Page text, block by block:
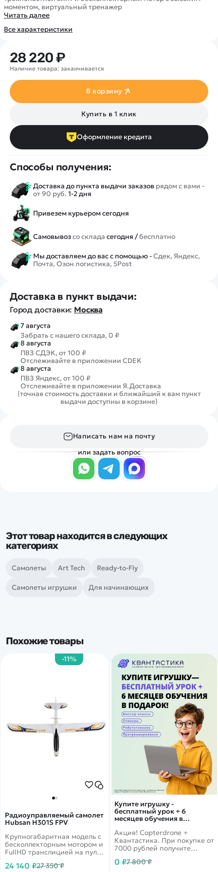
моментом, виртуальный тренажер
Читать далее
Все характеристики
28 220 ₽
Наличие товара: заканчивается
В корзину
Купить в 1 клик
Оформление кредита
Способы получения:
Доставка до пункта выдачи заказов рядом с вами -
от 90 руб. 1-2 дня
Привезем курьером сегодня
Самовывозсо склада сегодня /бесплатно
Мы доставляем до вас с помощью -Сдек, Яндекс,
Почта, Озон логистика, 5Post
Доставка в пункт выдачи:
Город доставки: Москва
7 августа
Забрать с нашего склада, 0 ₽
8 августа
ПВЗ СДЭК, от 100 ₽
Отслеживайте в приложении CDEK
8 августа
ПВЗ Яндекс, от 100 ₽
Отслеживайте в приложении Я.Доставка
(точная стоимость доставки и ближайший к вам пункт
выдачи доступны в корзине)
Написать нам на почту
или задать вопрос
Этот товар находится в следующих
категориях
Самолеты Art Tech Ready-to-Fly
Самолеты игрушки Для начинающих
Похожие товары
Купите игрушку -
бесплатный урок + 6
месяцев обучения в
Акция! Copterdrone +
Квантастика. При покупке от
7000 рублей получите
нашего партнера
0 ₽7 800 ₽
-11%
Радиоуправляемый самолет
Hubsan H301S FPV
Крупногабаритная модель с
бесколлекторным мотором и
FullHD транслицией на пульт
24 140 ₽27 350 ₽
Вертолеты
Катера
Роботы
Сборные модели
Детские электромобили
Спецтехника
Железные дороги
Запчасти для моделей
Блог
Статьи про беспилотники
Обзор квадрокоптеров
Покупка в кредит
Помощь
Отследить заказ
Оплата на сайте